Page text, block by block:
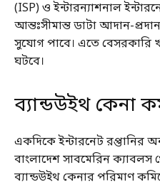
(ISP) ও ইন্টারন্যাশনাল
আন্তঃসীমান্ত ডাটা আদান-
সুযোগ পাবে। এতে বেসরকারি
ঘটবে।
ব্যান্ডউইথ কেনা
একদিকে ইন্টারনেট রপ্তানির
বাংলাদেশ সাবমেরিন ক্যাবলস
ব্যান্ডউইথ কেনার পরিমাণ